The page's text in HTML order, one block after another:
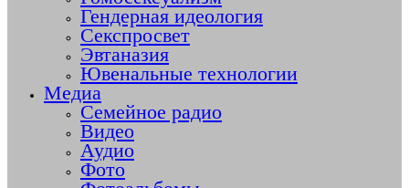
Гендерная идеология
Секспросвет
Эвтаназия
Ювенальные технологии
Медиа
Семейное радио
Видео
Аудио
Фото